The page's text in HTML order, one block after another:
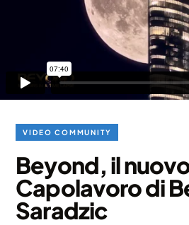
VIDEO COMMUNITY
Beyond, il
Capolavoro di
Saradzic